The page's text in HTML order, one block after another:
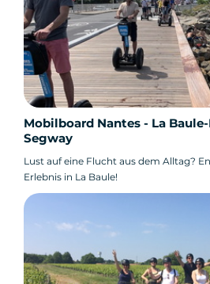
Mobilboard Nantes - La
Segway
Lust auf eine Flucht aus dem Alltag?
Erlebnis in La Baule!